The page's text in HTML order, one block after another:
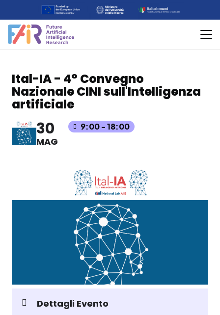
Ital-IA - 4° Convegno
Nazionale CINI sull'Intelligenza
artificiale
30
MAG
9:00 - 18:00
Dettagli Evento